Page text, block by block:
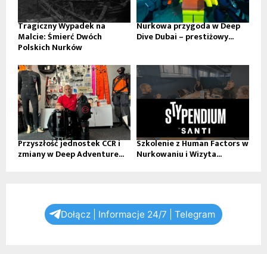
Tragiczny Wypadek na
Malcie: Śmierć Dwóch
Polskich Nurków
Nurkowa przygoda w Deep
Dive Dubai – prestiżowy...
Przyszłość jednostek CCR i
zmiany w Deep Adventure...
Szkolenie z Human Factors w
Nurkowaniu i Wizyta...
Dołącz | Informacje 24/7 | Telegram